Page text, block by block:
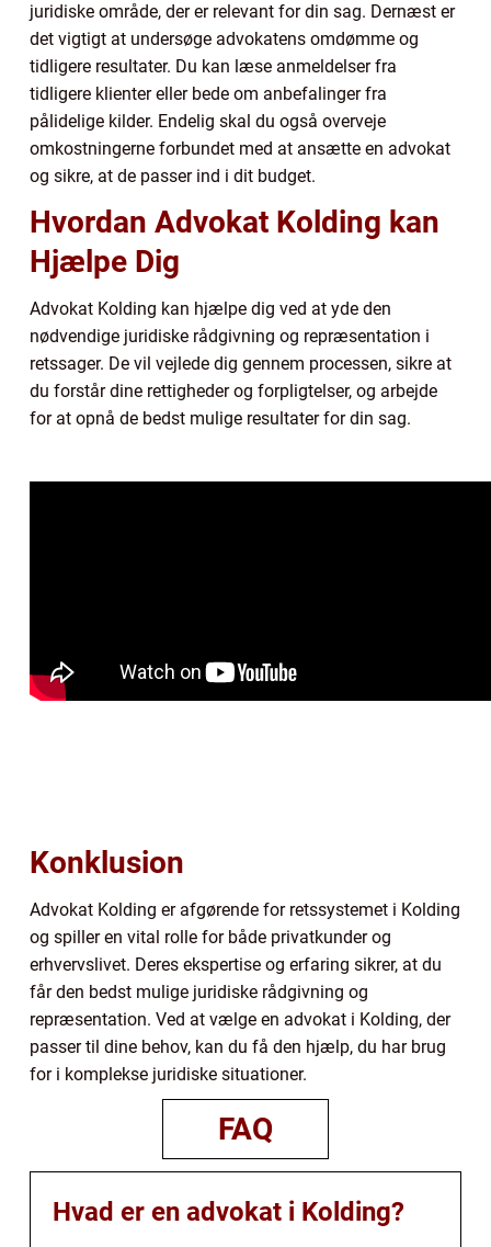
juridiske område, der er relevant for din sag. Dernæst er
det vigtigt at undersøge advokatens omdømme og
tidligere resultater. Du kan læse anmeldelser fra
tidligere klienter eller bede om anbefalinger fra
pålidelige kilder. Endelig skal du også overveje
omkostningerne forbundet med at ansætte en advokat
og sikre, at de passer ind i dit budget.
Hvordan Advokat Kolding kan
Hjælpe Dig
Advokat Kolding kan hjælpe dig ved at yde den
nødvendige juridiske rådgivning og repræsentation i
retssager. De vil vejlede dig gennem processen, sikre at
du forstår dine rettigheder og forpligtelser, og arbejde
for at opnå de bedst mulige resultater for din sag.
Konklusion
Advokat Kolding er afgørende for retssystemet i Kolding
og spiller en vital rolle for både privatkunder og
erhvervslivet. Deres ekspertise og erfaring sikrer, at du
får den bedst mulige juridiske rådgivning og
repræsentation. Ved at vælge en advokat i Kolding, der
passer til dine behov, kan du få den hjælp, du har brug
for i komplekse juridiske situationer.
FAQ
Hvad er en advokat i Kolding?